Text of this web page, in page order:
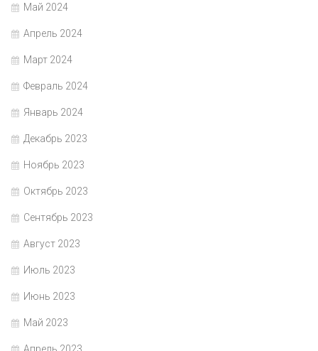
Май 2024
Апрель 2024
Март 2024
Февраль 2024
Январь 2024
Декабрь 2023
Ноябрь 2023
Октябрь 2023
Сентябрь 2023
Август 2023
Июль 2023
Июнь 2023
Май 2023